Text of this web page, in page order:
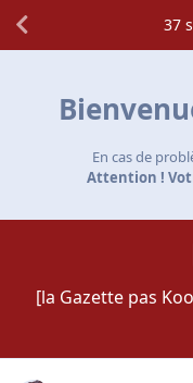
En cas de
Attention !
[la Gazette pas
37